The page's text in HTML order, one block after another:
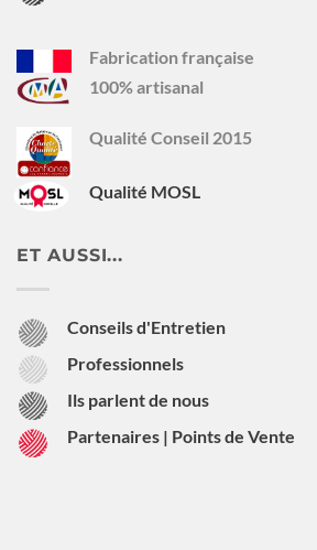
Fabrication française
100% artisanal
Qualité Conseil 2015
Qualité MOSL
ET AUSSI...
Conseils d'Entretien
Professionnels
Ils parlent de nous
Partenaires | Points de Vente